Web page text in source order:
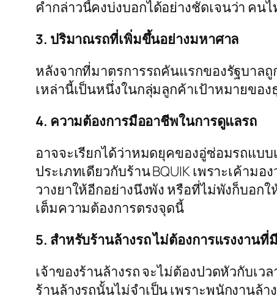
คำกล่าวนี้คงบ่งบอกได้อย่างชัดเจนว่า คน
3. ปริมาณรถที่เพิ่มขึ้นอย่างมหาศาล
หลังจากที่มาตรการรถคันแรกของรัฐบาล
เหล่านี้เป็นหนึ่งในกลุ่มลูกค้าเป้าหมายขอ
4. ความต้องการมืออาชีพในการดูแลรถ
อาจจะเรียกได้ว่าหมดยุคของอู่ซ่อมรถแบ
ประเภทเดียวกับร้าน BQUIK เพราะเค้า
วางยาให้อีกอย่างนึงพัง หรือที่ไม่พังก็บอก
เต็มความต้องการตรงจุดนี้
5. สำหรับร้านล้างรถ ไม่ต้องการแรงงาน
เจ้าของร้านล้างรถ จะไม่ต้องปวดหัวกับเ
ร้านล้างรถนั้นไม่จำเป็น เพราะพนักงานล้